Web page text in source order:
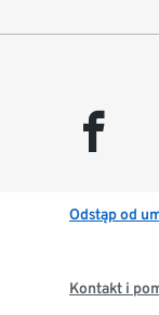
facebook
Odstąp od
Kontakt i